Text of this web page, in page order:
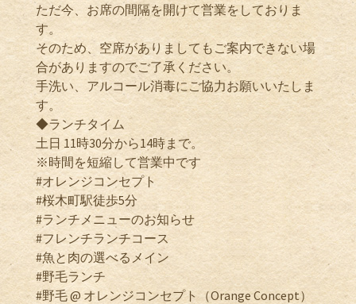
ただ今、お席の間隔を開けて営業をしておりま
す。
そのため、空席がありましてもご案内できない場
合がありますのでご了承ください。
手洗い、アルコール消毒にご協力お願いいたしま
す。
◆ランチタイム
土日 11時30分から14時まで。
※時間を短縮して営業中です
#オレンジコンセプト
#桜木町駅徒歩5分
#ランチメニューのお知らせ
#フレンチランチコース
#魚と肉の選べるメイン
#野毛ランチ
#野毛 @ オレンジコンセプト（Orange Concept）